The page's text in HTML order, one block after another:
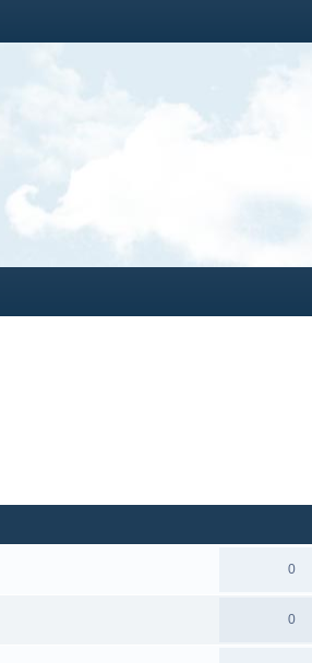
0
0